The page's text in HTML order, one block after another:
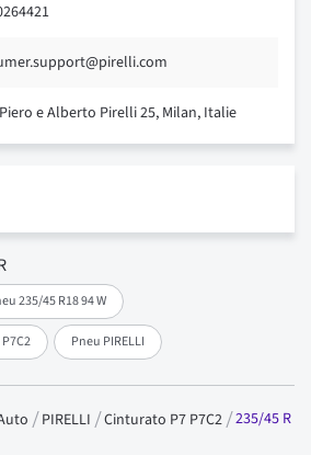
235/45 R18 94 W
Pneu PIRELLI
e Alberto Pirelli 25, Milan, Italie
PIRELLI Cinturato P7 P7C2 235/45 R